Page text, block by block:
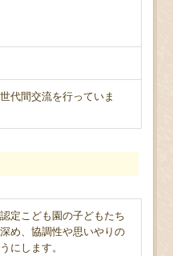
代間交流を行っていま
定こども園の子どもたち
め、協調性や思いやりの
にします。